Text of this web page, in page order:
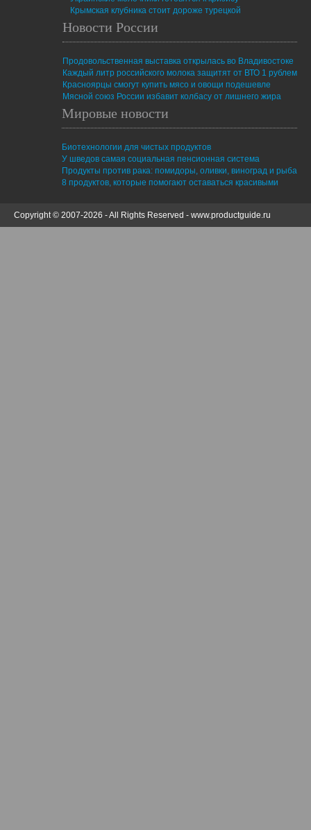
Крымская клубника стоит дороже турецкой
Новости России
Продовольственная выставка открылась во Владивостоке
Каждый литр российского молока защитят от ВТО 1 рублем
Красноярцы смогут купить мясо и овощи подешевле
Мясной союз России избавит колбасу от лишнего жира
Мировые новости
Биотехнологии для чистых продуктов
У шведов самая социальная пенсионная система
Продукты против рака: помидоры, оливки, виноград и рыба
8 продуктов, которые помогают оставаться красивыми
Copyright © 2007-2026 - All Rights Reserved - www.productguide.ru